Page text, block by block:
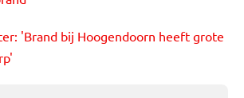
'Brand bij Hoogendoorn heeft grote